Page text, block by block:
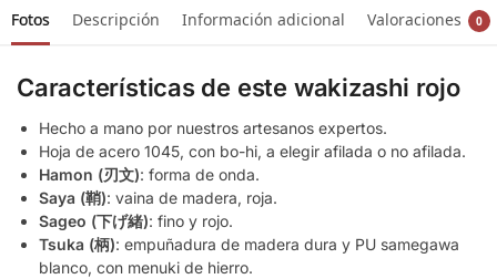
Fotos Descripción Información adicional Valoraciones 0
Características de este wakizashi rojo
Hecho a mano por nuestros artesanos expertos.
Hoja de acero 1045, con bo-hi, a elegir afilada o no afilada.
Hamon (刃文): forma de onda.
Saya (鞘): vaina de madera, roja.
Sageo (下げ緒): fino y rojo.
Tsuka (柄): empuñadura de madera dura y PU samegawa
blanco, con menuki de hierro.